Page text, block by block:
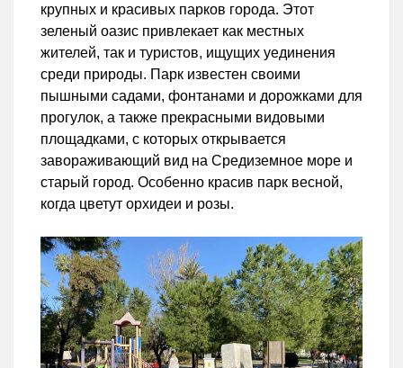
крупных и красивых парков города. Этот
зеленый оазис привлекает как местных
жителей, так и туристов, ищущих уединения
среди природы. Парк известен своими
пышными садами, фонтанами и дорожками для
прогулок, а также прекрасными видовыми
площадками, с которых открывается
завораживающий вид на Средиземное море и
старый город. Особенно красив парк весной,
когда цветут орхидеи и розы.